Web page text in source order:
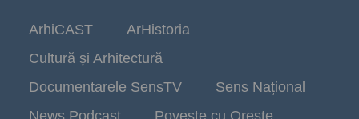
ArhiCAST
ArHistoria
Cultură și Arhitectură
Documentarele SensTV
Sens Național
News Podcast
Poveste cu Oreste